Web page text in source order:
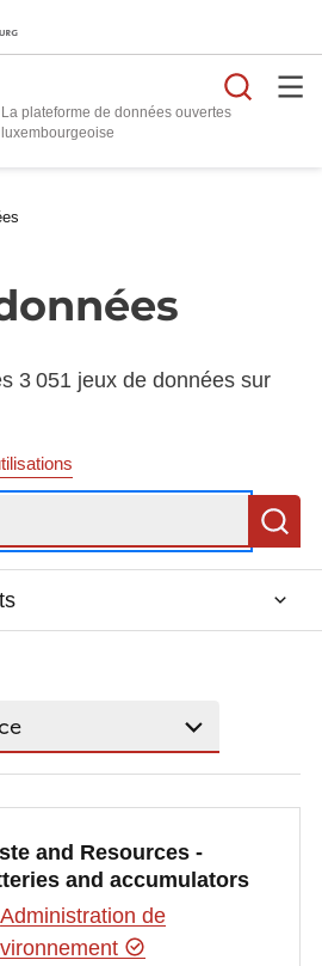
La plateforme de données ouvertes
3 051 jeux de données sur
and Resources -
and accumulators
Administration de